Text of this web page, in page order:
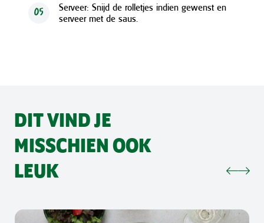
05
Serveer: Snijd de rolletjes indien gewenst en
serveer met de saus.
DIT VIND JE
MISSCHIEN OOK
LEUK